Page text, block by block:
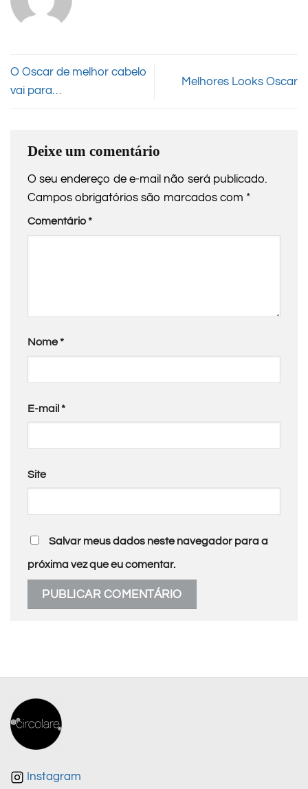
O Oscar de melhor cabelo
vai para…
Melhores Looks Oscar
Deixe um comentário
O seu endereço de e-mail não será publicado.
Campos obrigatórios são marcados com *
Comentário*
Nome*
E-mail*
Site
Salvar meus dados neste navegador para a
próxima vez que eu comentar.
Instagram